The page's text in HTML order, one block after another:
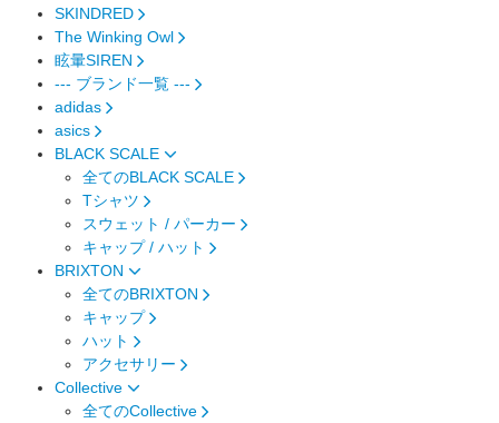
SKINDRED
The Winking Owl
眩暈SIREN
--- ブランド一覧 ---
adidas
asics
BLACK SCALE
全てのBLACK SCALE
Tシャツ
スウェット / パーカー
キャップ / ハット
BRIXTON
全てのBRIXTON
キャップ
ハット
アクセサリー
Collective
全てのCollective